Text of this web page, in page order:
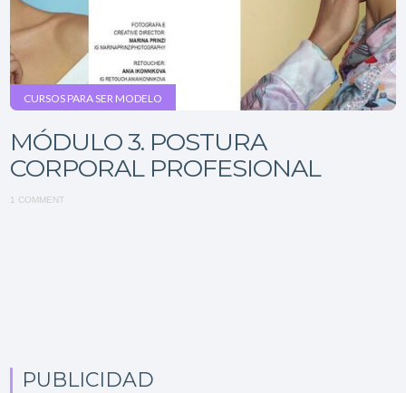
CURSOS PARA SER MODELO
MÓDULO 3. POSTURA
CORPORAL PROFESIONAL
1 COMMENT
PUBLICIDAD